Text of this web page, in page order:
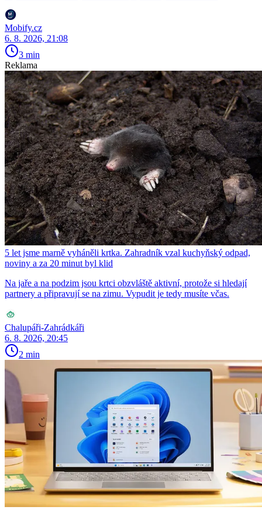
Mobify.cz
6. 8. 2026, 21:08
3 min
Reklama
5 let jsme marně vyháněli krtka. Zahradník vzal kuchyňský odpad,
noviny a za 20 minut byl klid
Na jaře a na podzim jsou krtci obzvláště aktivní, protože si hledají
partnery a připravují se na zimu. Vypudit je tedy musíte včas.
Chalupáři-Zahrádkáři
6. 8. 2026, 20:45
2 min